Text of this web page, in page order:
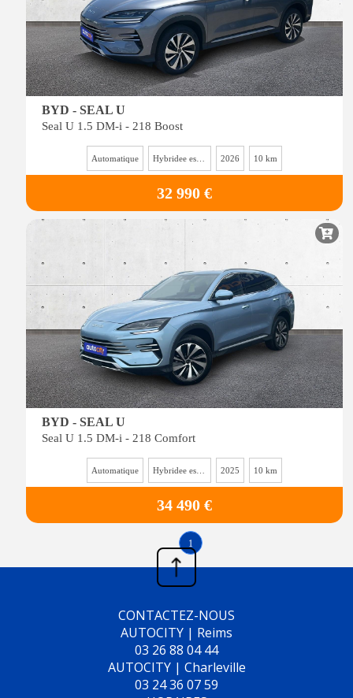
BYD - SEAL U
Seal U 1.5 DM-i - 218 Boost
Automatique 2026 10 km
32 990 €
BYD - SEAL U
Seal U 1.5 DM-i - 218 Comfort
Automatique 2025 10 km
34 490 €
1
CONTACTEZ-NOUS
AUTOCITY | Reims
03 26 88 04 44
AUTOCITY | Charleville
03 24 36 07 59